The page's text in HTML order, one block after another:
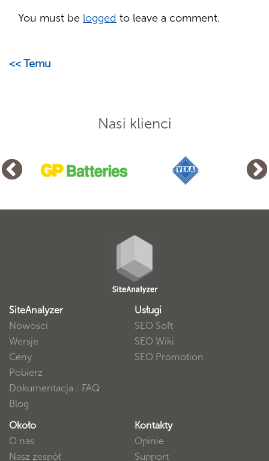
You must be logged to leave a comment.
<< Temu
Nasi klienci
SiteAnalyzer
Nowości
Wersje
Ceny
Pobierz
Dokumentacja
FAQ
Blog
Usługi
SEO Soft
SEO Wiki
SEO Promotion
Około
O nas
Nasz zespół
Kontakty
Opinie
Support